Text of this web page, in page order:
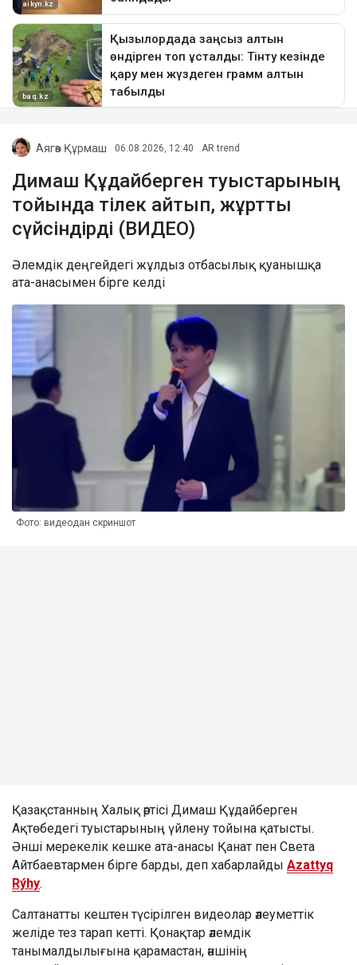
Аягөз Құрмаш 06.08.2026, 12:40 AR trend
Димаш Құдайберген туыстарының
тойында тілек айтып, жұртты
сүйсіндірді (ВИДЕО)
Әлемдік деңгейдегі жұлдыз отбасылық қуанышқа
ата-анасымен бірге келді
Фото: видеодан скриншот
Қазақстанның Халық әртісі Димаш Құдайберген
Ақтөбедегі туыстарының үйлену тойына қатысты.
Әнші мерекелік кешке ата-анасы Қанат пен Света
Айтбаевтармен бірге барды, деп хабарлайды Azattyq
Rýhy.
Салтанатты кештен түсірілген видеолар әлеуметтік
желіде тез тарап кетті. Қонақтар әлемдік
танымалдылығына қарамастан, әншінің